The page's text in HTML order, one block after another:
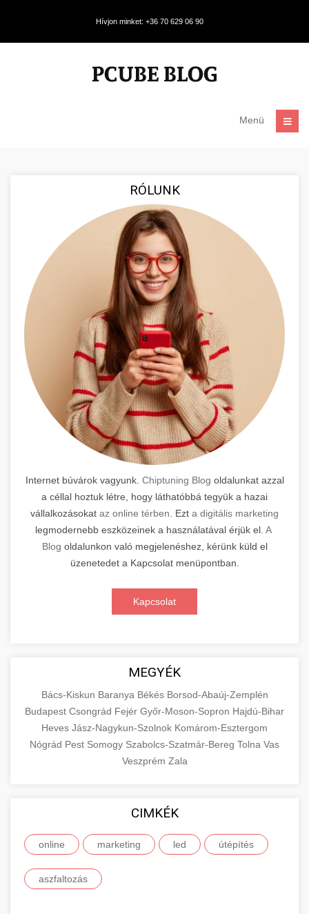
Hívjon minket: +36 70 629 06 90
Menü
RÓLUNK
Internet búvárok vagyunk. Chiptuning Blog oldalunkat azzal
a céllal hoztuk létre, hogy láthatóbbá tegyük a hazai
vállalkozásokat az online térben . Ezt a digitális marketing
legmodernebb eszközeinek a használatával érjük el. A
Blog oldalunkon való megjelenéshez, kérünk küld el
üzenetedet a Kapcsolat menüpontban.
Kapcsolat
MEGYÉK
Bács-Kiskun Baranya Békés Borsod-Abaúj-Zemplén
Budapest Csongrád Fejér Győr-Moson-Sopron Hajdú-Bihar
Heves Jász-Nagykun-Szolnok Komárom-Esztergom
Nógrád Pest Somogy Szabolcs-Szatmár-Bereg Tolna Vas
Veszprém Zala
CIMKÉK
online marketing led útépítés
aszfaltozás